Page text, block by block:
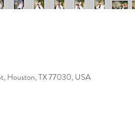
Houston, TX 77030, USA